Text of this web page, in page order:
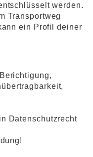
werden.
Transportweg
ein Profil deiner
Datenschutzrecht